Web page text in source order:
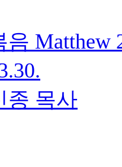
Matthew
종 목사